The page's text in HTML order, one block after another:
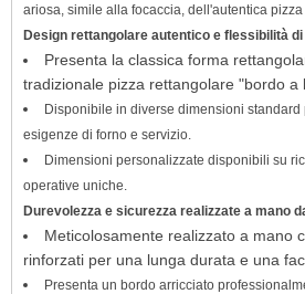
ariosa, simile alla focaccia, dell'autentica pizza
Design rettangolare autentico e flessibilità
Presenta la classica forma
tradizionale pizza rettangolare "bordo a
Disponibile in diverse dimensioni standard
esigenze di forno e servizio.
Dimensioni personalizzate disponibili su
operative uniche.
Durevolezza e sicurezza realizzate a mano
Meticolosamente realizzato a mano
rinforzati per una lunga durata e una
Presenta un bordo arricciato